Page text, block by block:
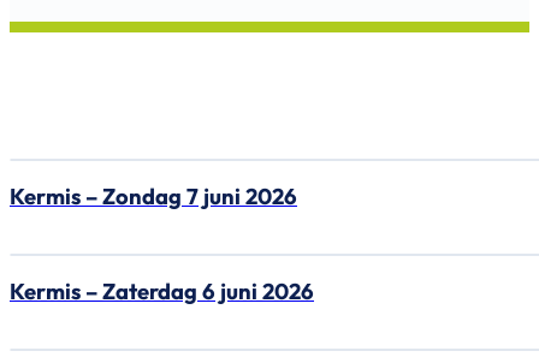
Kermis – Zondag 7 juni 2026
Kermis – Zaterdag 6 juni 2026